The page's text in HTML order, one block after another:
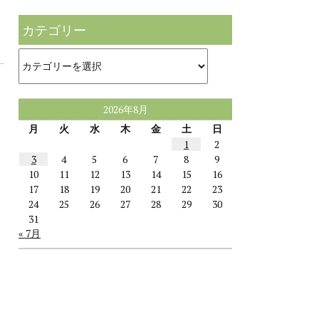
カテゴリー
テ
ゴ
リ
2026年8月
月
火 水 木 金 土
日
1
2
3
4 5 6 7 8
9
10
11 12 13 14 15
16
17
18 19 20 21 22
23
24
25 26 27 28 29
30
31
« 7月